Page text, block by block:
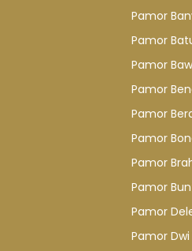
Pamor
Pamor
Pamor
Pamor
Pamor
Pamor
Pamor
Pamor
Pamor
Pamor